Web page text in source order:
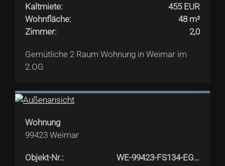
Kaltmiete:
455 EUR
Wohnfläche:
48 m²
Zimmer: 2,0
Gemütliche 2 Raum Wohnung in Weimar im
2.OG
Wohnung
99423 Weimar
Objekt-Nr.:
WE-99423-FS134-EG-links